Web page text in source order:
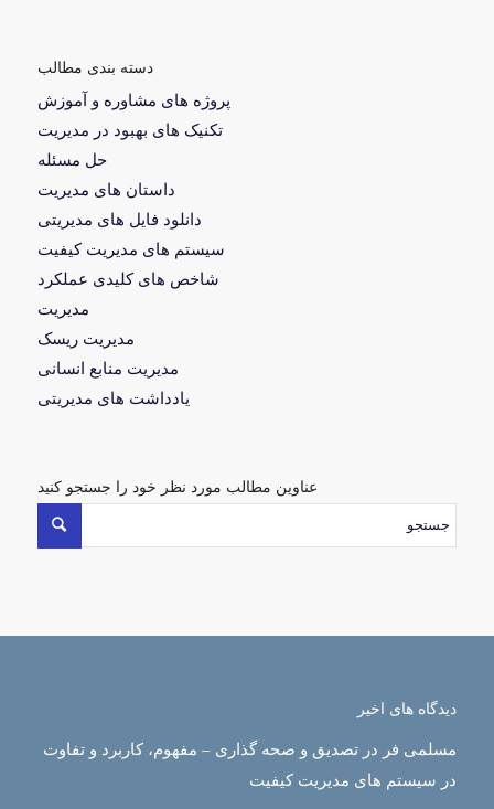
دسته بندی مطالب
پروژه های مشاوره و آموزش
تکنیک های بهبود در مدیریت
حل مسئله
داستان های مدیریت
دانلود فایل های مدیریتی
سیستم های مدیریت کیفیت
شاخص های کلیدی عملکرد
مدیریت
مدیریت ریسک
مدیریت منابع انسانی
یادداشت های مدیریتی
عناوین مطالب مورد نظر خود را جستجو کنید
دیدگاه های اخیر
مسلمی فر در تصدیق و صحه گذاری – مفهوم، کاربرد و تفاوت
در سیستم های مدیریت کیفیت